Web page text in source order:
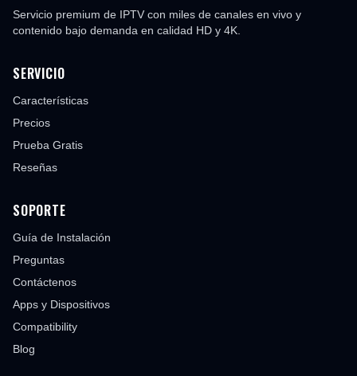
Servicio premium de IPTV con miles de canales en vivo y
contenido bajo demanda en calidad HD y 4K.
SERVICIO
Características
Precios
Prueba Gratis
Reseñas
SOPORTE
Guía de Instalación
Preguntas
Contáctenos
Apps y Dispositivos
Compatibility
Blog